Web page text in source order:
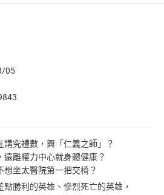
05
究禮數，興「仁義之師」？
遠離權力中心就身體健康？
坐太醫院第一把交椅？
勝利的英雄、慘烈死亡的英雄，